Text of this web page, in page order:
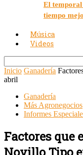
El temporal
tiempo
Música
Videos
Inicio Ganadería
abril
Ganadería
Más Agronegocios
Informes
Factores que